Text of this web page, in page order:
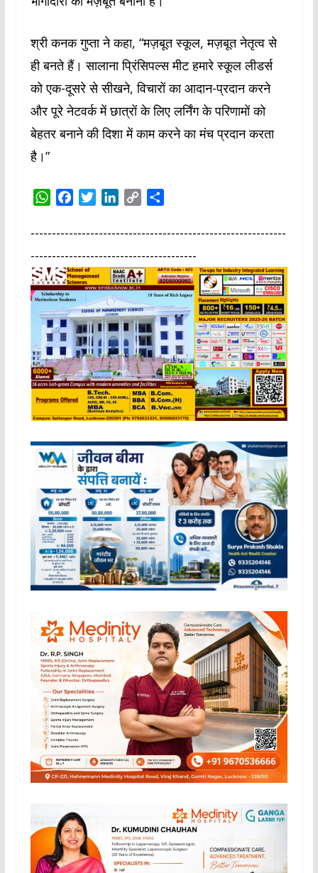
श्री कनक गुप्ता ने कहा, “मज़बूत स्कूल, मज़बूत नेतृत्व से
ही बनते हैं। सालाना प्रिंसिपल्स मीट हमारे स्कूल लीडर्स
को एक-दूसरे से सीखने, विचारों का आदान-प्रदान करने
और पूरे नेटवर्क में छात्रों के लिए लर्निंग के परिणामों को
बेहतर बनाने की दिशा में काम करने का मंच प्रदान करता
है।”
W
a
s
A
p
p
c
b
o
o
k
i
t
e
r
n
e
d
I
n
p
L
i
n
k
a
e
------------------------------------------------------------
---------------------------------------